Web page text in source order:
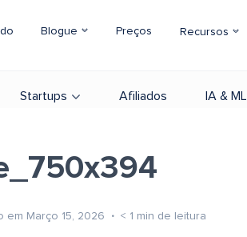
Blogue Preços Recursos
Startups Afiliados IA & ML
em Março 15, 2026 < 1 min de leitura